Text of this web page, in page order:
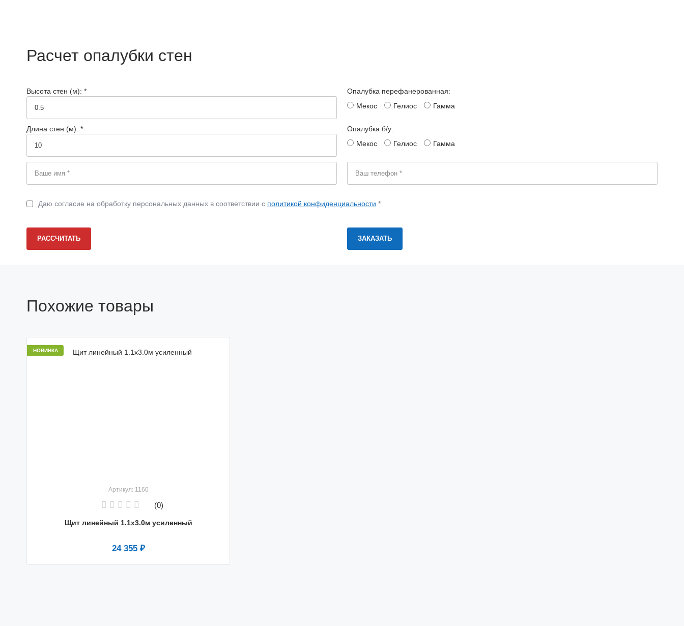
Расчет опалубки стен
Высота стен (м): *
Длина стен (м): *
Опалубка перефанерованная:
Мекос
Гелиос Гамма
Опалубка б/у:
Мекос
Гелиос Гамма
Даю согласие на обработку персональных данных в соответствии с политикой конфиденциальности *
РАССЧИТАТЬ
Похожие товары
НОВИНКА
Артикул: 1160
(0)
Щит линейный 1.1х3.0м усиленный
24 355 ₽